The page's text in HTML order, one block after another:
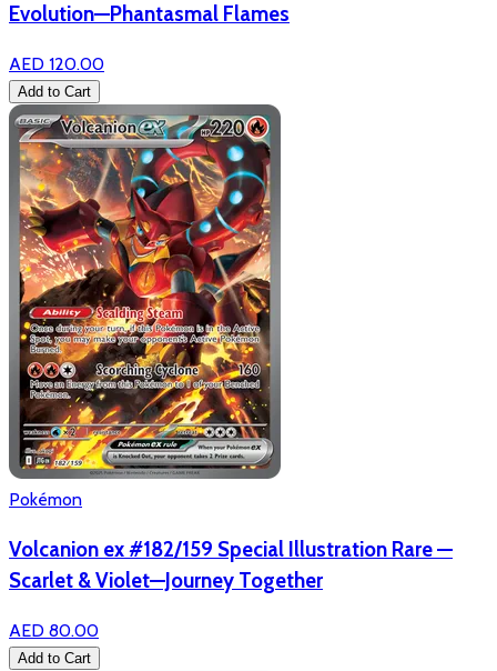
Evolution—Phantasmal Flames
AED 120.00
Add to Cart
Pokémon
Volcanion ex #182/159 Special Illustration Rare —
Scarlet & Violet—Journey Together
AED 80.00
Add to Cart